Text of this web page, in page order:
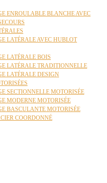
ENROULABLE BLANCHE AVEC
LATÉRALE AVEC HUBLOT
LATÉRALE BOIS
LATÉRALE TRADITIONNELLE
LATÉRALE DESIGN
SECTIONNELLE MOTORISÉE
MODERNE MOTORISÉE
BASCULANTE MOTORISÉE
COORDONNÉ